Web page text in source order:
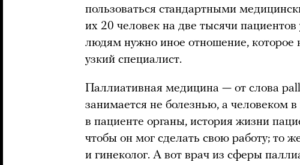
пользоваться стандартными
их 20 человек на две тысячи пациентов
людям нужно иное отношение, которое
узкий специалист.
Паллиативная медицина — от слова
занимается не болезнью, а человеком
в пациенте органы, история жизни
чтобы он мог сделать свою работу; то
и гинеколог. А вот врач из сферы